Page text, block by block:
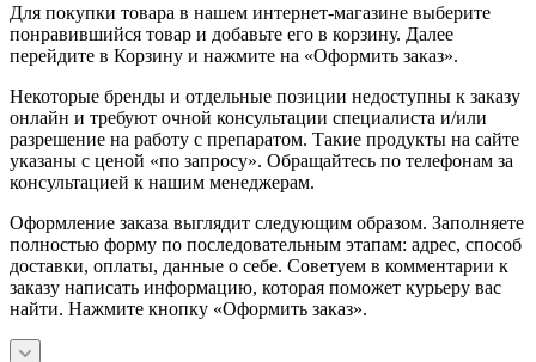
Для покупки товара в нашем интернет-магазине выберите
понравившийся товар и добавьте его в корзину. Далее
перейдите в Корзину и нажмите на «Оформить заказ».
Некоторые бренды и отдельные позиции недоступны к заказу
онлайн и требуют очной консультации специалиста и/или
разрешение на работу с препаратом. Такие продукты на сайте
указаны с ценой «по запросу». Обращайтесь по телефонам за
консультацией к нашим менеджерам.
Оформление заказа выглядит следующим образом. Заполняете
полностью форму по последовательным этапам: адрес, способ
доставки, оплаты, данные о себе. Советуем в комментарии к
заказу написать информацию, которая поможет курьеру вас
найти. Нажмите кнопку «Оформить заказ».